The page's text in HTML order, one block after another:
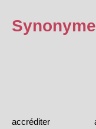
accréditer